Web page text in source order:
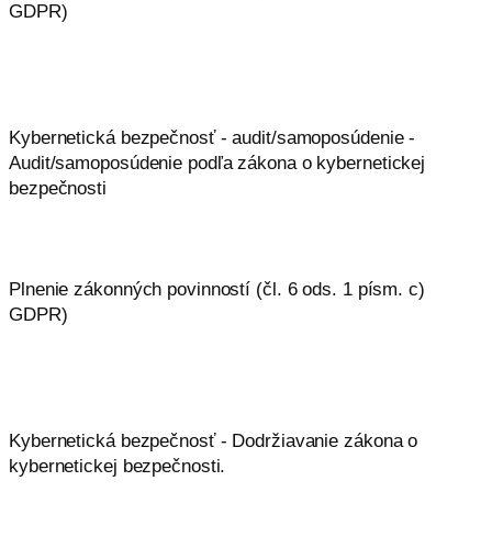
GDPR)
Kybernetická bezpečnosť - audit/samoposúdenie -
Audit/samoposúdenie podľa zákona o kybernetickej
bezpečnosti
Plnenie zákonných povinností (čl. 6 ods. 1 písm. c)
GDPR)
Kybernetická bezpečnosť - Dodržiavanie zákona o
kybernetickej bezpečnosti.